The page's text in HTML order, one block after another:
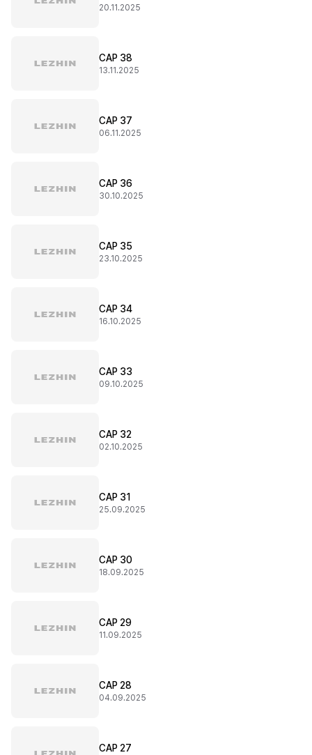
20.11.2025
CAP 38
13.11.2025
CAP 37
06.11.2025
CAP 36
30.10.2025
CAP 35
23.10.2025
CAP 34
16.10.2025
CAP 33
09.10.2025
CAP 32
02.10.2025
CAP 31
25.09.2025
CAP 30
18.09.2025
CAP 29
11.09.2025
CAP 28
04.09.2025
CAP 27